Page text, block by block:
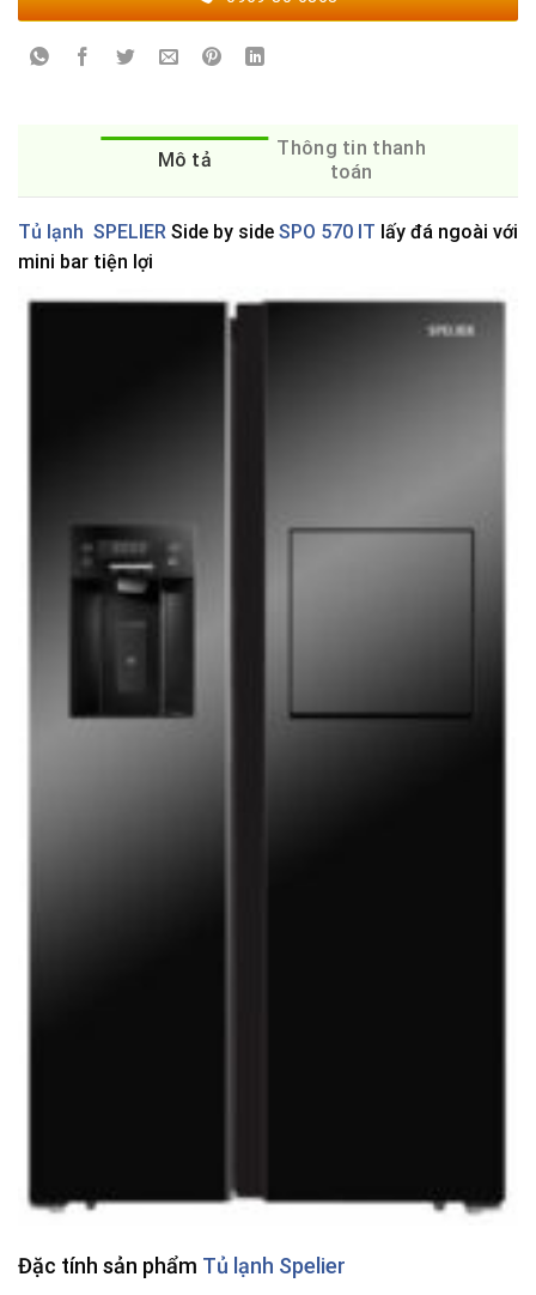
Mô tả
Thông tin thanh
toán
Tủ lạnh SPELIER Side by side SPO 570 IT lấy đá ngoài với
mini bar tiện lợi
Đặc tính sản phẩm Tủ lạnh Spelier